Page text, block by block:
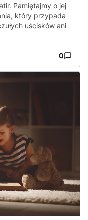
Pamiętajmy o jej
który przypada
uścisków ani
0